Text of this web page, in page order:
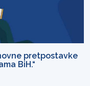
pretpostavke
BiH.“